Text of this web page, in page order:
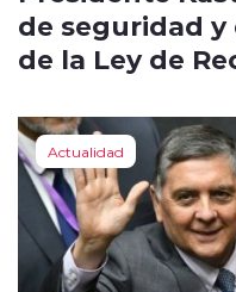
de seguridad
de la Ley de
Actualidad